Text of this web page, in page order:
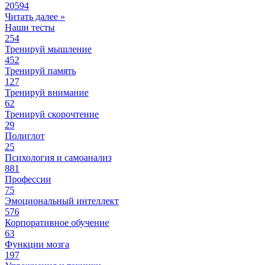
20594
Читать далее »
Наши тесты
254
Тренируй мышление
452
Тренируй память
127
Тренируй внимание
62
Тренируй скорочтение
29
Полиглот
25
Психология и самоанализ
881
Профессии
75
Эмоциональный интеллект
576
Корпоративное обучение
63
Функции мозга
197